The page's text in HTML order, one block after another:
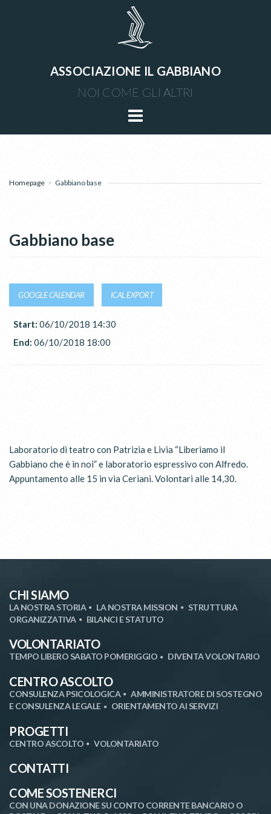
ASSOCIAZIONE IL GABBIANO
NOI COME GLI ALTRI
Homepage > Gabbiano base
Gabbiano base
GOOGLE CALENDAR ICAL EXPORT
Start: 06/10/2018 14:30
End: 06/10/2018 18:00
Laboratorio di teatro con Patrizia e Livia “Liberiamo il
Gabbiano che è in noi” e laboratorio espressivo con Alfredo.
Appuntamento alle 15 in via Ceriani. Volontari alle 14,30.
CHI SIAMO
LA NOSTRA STORIA LA NOSTRA MISSION
STRUTTURA
ORGANIZZATIVA
BILANCI E STATUTO
VOLONTARIATO
TEMPO LIBERO SABATO POMERIGGIO DIVENTA VOLONTARIO
CENTRO ASCOLTO
CONSULENZA PSICOLOGICA
AMMINISTRATORE DI SOSTEGNO
E CONSULENZA LEGALE
ORIENTAMENTO AI SERVIZI
PROGETTI
CENTRO ASCOLTO VOLONTARIATO
CONTATTI
COME SOSTENERCI
CON UNA DONAZIONE SU CONTO CORRENTE BANCARIO O